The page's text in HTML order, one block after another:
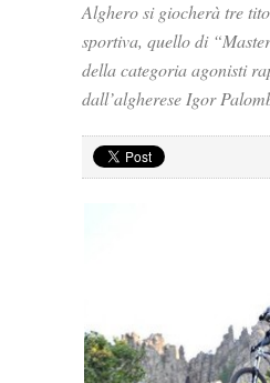
Alghero si giocherà tre
sportiva, quello di
della categoria agonisti
dall’algherese Igor